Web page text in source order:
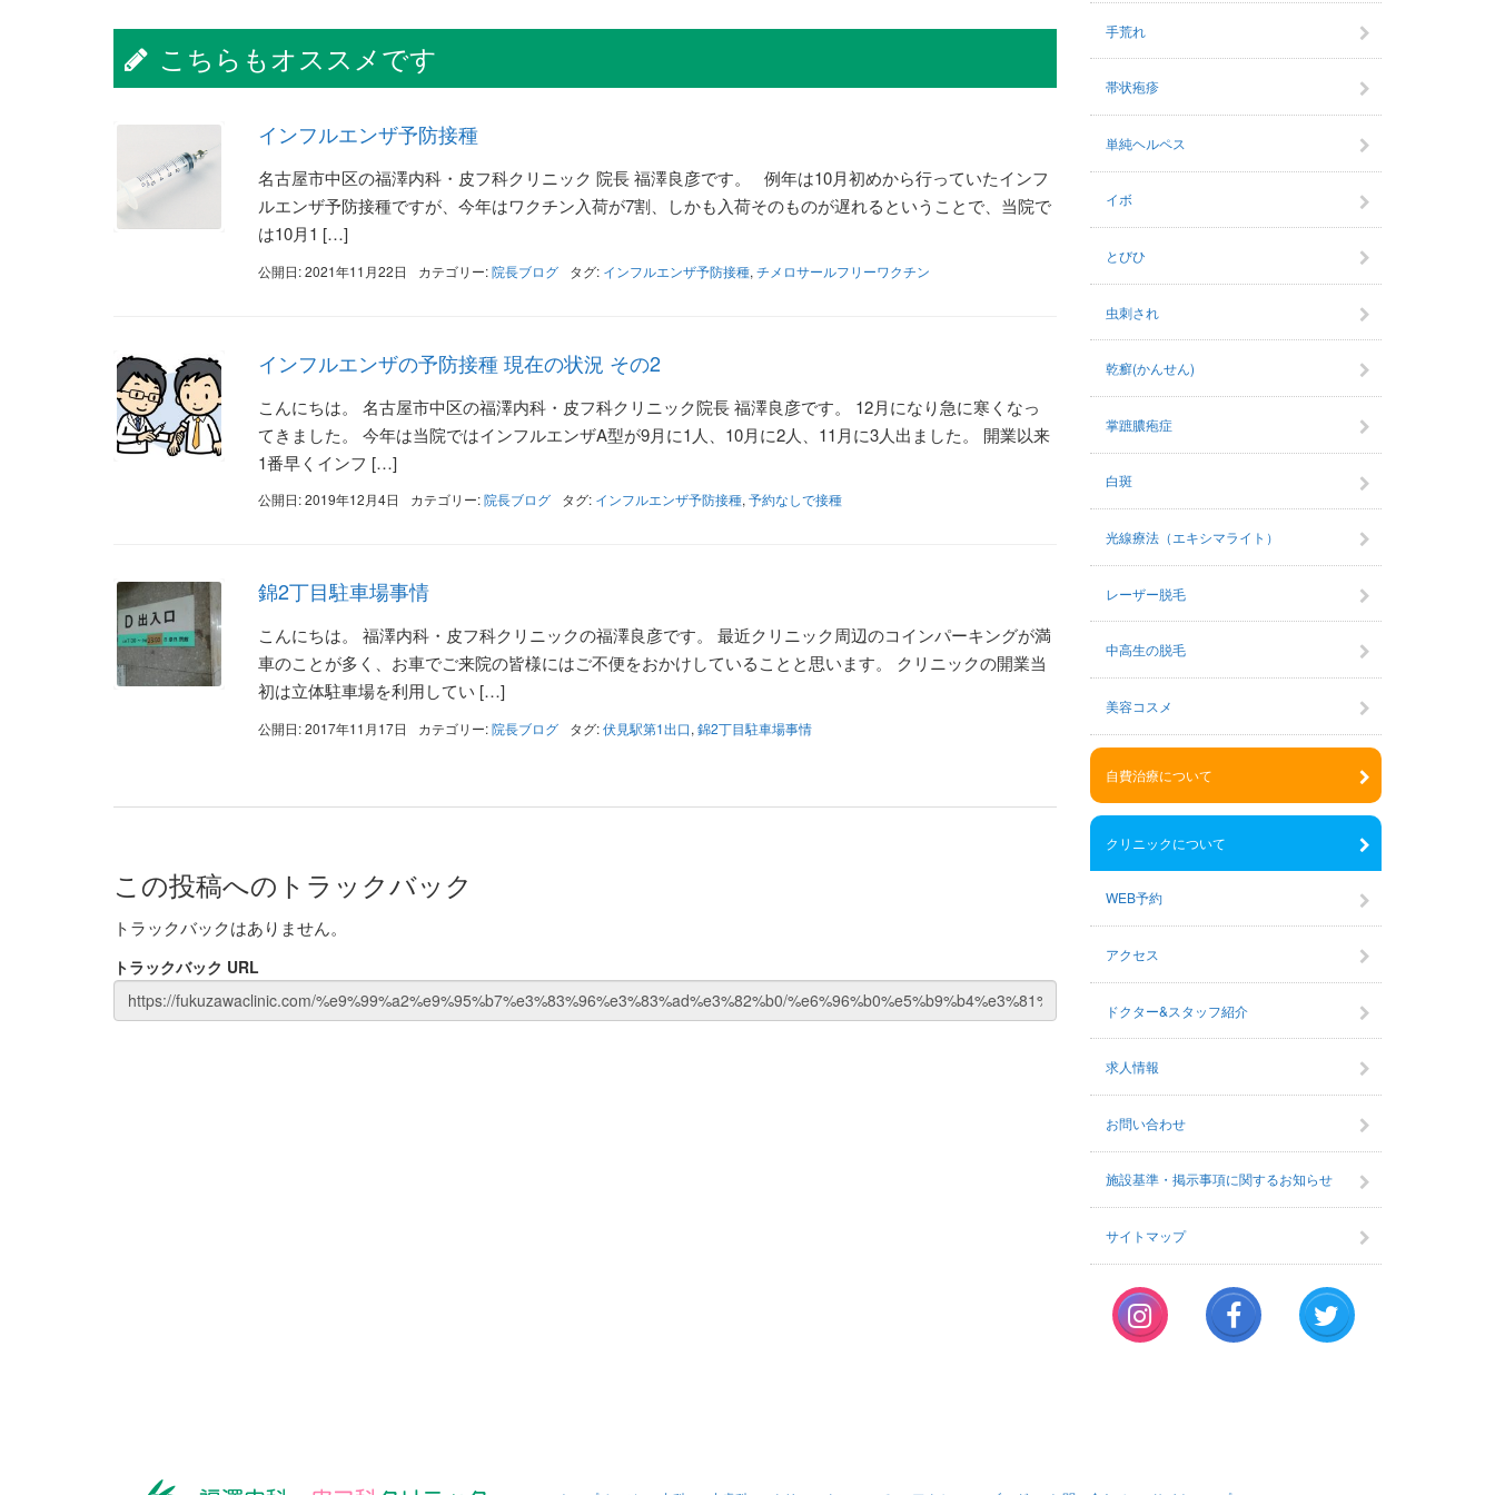
こちらもオススメです
インフルエンザ予防接種
名古屋市中区の福澤内科・皮フ科クリニック 院長 福澤良彦です。 例年は10月初めから行っていたインフ
ルエンザ予防接種ですが、今年はワクチン入荷が7割、しかも入荷そのものが遅れるということで、当院で
は10月1 […]
公開日: 2021年11月22日 カテゴリー:院長ブログ タグ: インフルエンザ予防接種, チメロサールフリーワクチン
インフルエンザの予防接種 現在の状況 その2
こんにちは。 名古屋市中区の福澤内科・皮フ科クリニック院長 福澤良彦です。 12月になり急に寒くなっ
てきました。 今年は当院ではインフルエンザA型が9月に1人、10月に2人、11月に3人出ました。 開業以来
1番早くインフ […]
公開日: 2019年12月4日 カテゴリー:院長ブログ タグ: インフルエンザ予防接種, 予約なしで接種
錦2丁目駐車場事情
こんにちは。 福澤内科・皮フ科クリニックの福澤良彦です。 最近クリニック周辺のコインパーキングが満
車のことが多く、お車でご来院の皆様にはご不便をおかけしていることと思います。 クリニックの開業当
初は立体駐車場を利用してい […]
公開日: 2017年11月17日 カテゴリー:院長ブログ タグ:伏見駅第1出口, 錦2丁目駐車場事情
この投稿へのトラックバック
トラックバックはありません。
トラックバック URL
手荒れ
帯状疱疹
単純ヘルペス
イボ
とびひ
虫刺され
乾癬(かんせん)
掌蹠膿疱症
白斑
光線療法（エキシマライト）
レーザー脱毛
中高生の脱毛
美容コスメ
自費治療について
クリニックについて
WEB予約
アクセス
ドクター&スタッフ紹介
求人情報
お問い合わせ
施設基準・掲示事項に関するお知らせ
サイトマップ